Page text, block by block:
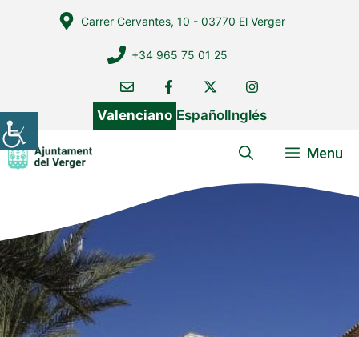
Carrer Cervantes, 10 - 03770 El Verger
+34 965 75 01 25
Valenciano EspañolInglés
Menu